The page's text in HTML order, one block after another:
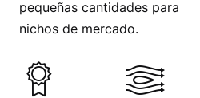
pequeñas cantidades para
nichos de mercado.